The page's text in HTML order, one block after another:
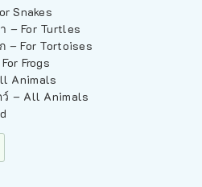
Snakes
– For Turtles
– For Tortoises
Frogs
Animals
– All Animals